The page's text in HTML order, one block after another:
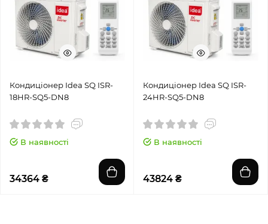
Кондиціонер Idea SQ ISR-
18HR-SQ5-DN8
В наявності
34364 ₴
Кондиціонер Idea SQ ISR-
24HR-SQ5-DN8
В наявності
43824 ₴